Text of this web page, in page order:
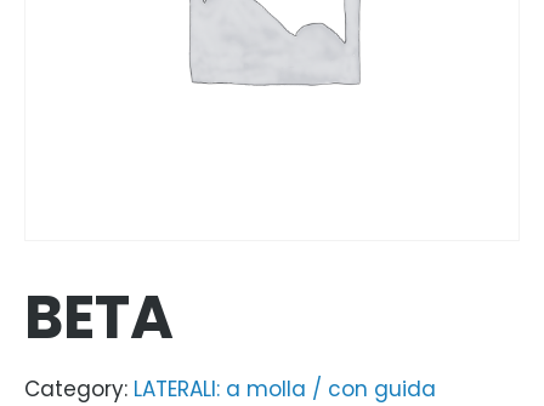
BETA
Category: LATERALI: a molla / con guida